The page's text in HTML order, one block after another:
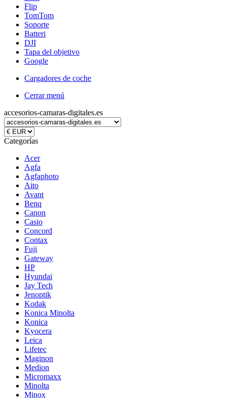
Flip
TomTom
Soporte
Batteri
DJI
Tapa del objetivo
Google
Cargadores de coche
Cerrar menú
accesorios-camaras-digitales.es
Categorías
Acer
Agfa
Agfaphoto
Aito
Avant
Benq
Canon
Casio
Concord
Contax
Fuji
Gateway
HP
Hyundai
Jay Tech
Jenoptik
Kodak
Konica Minolta
Konica
Kyocera
Leica
Lifetec
Maginon
Medion
Micromaxx
Minolta
Minox